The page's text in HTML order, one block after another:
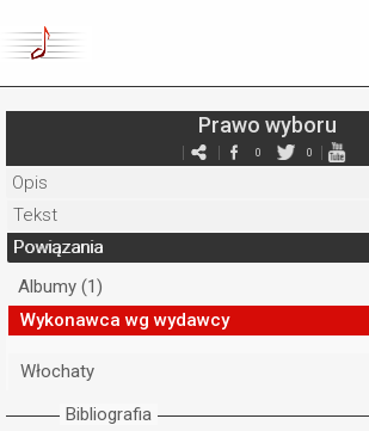
Prawo wyboru
0 0
Opis
Tekst
Powiązania
Albumy (1)
Wykonawca wg wydawcy
Włochaty
Bibliografia